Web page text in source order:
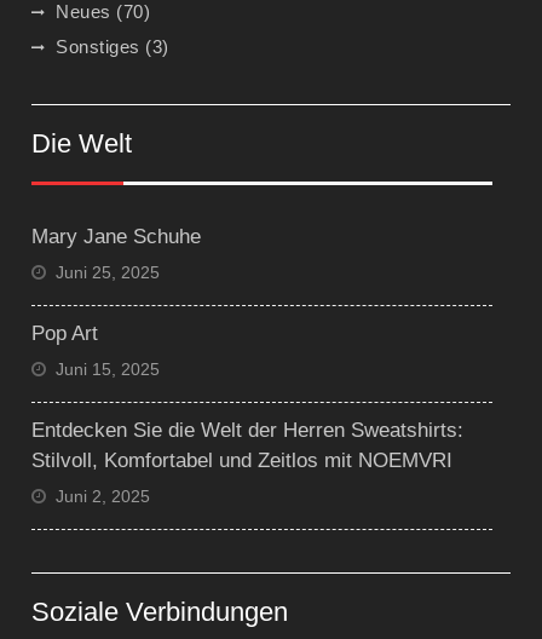
Neues (70)
Sonstiges (3)
Die Welt
Mary Jane Schuhe
Juni 25, 2025
Pop Art
Juni 15, 2025
Entdecken Sie die Welt der Herren Sweatshirts:
Stilvoll, Komfortabel und Zeitlos mit NOEMVRI
Juni 2, 2025
Soziale Verbindungen